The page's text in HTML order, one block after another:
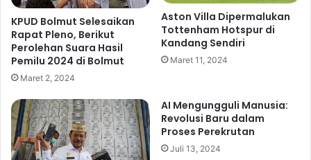
a
p
o
r
k
a
k
e
D
K
M
e
n
g
e
r
n
g
KPUD Bolmut Selesaikan
Rapat Pleno, Berikut
Perolehan Suara Hasil
Pemilu 2024 di Bolmut
Maret 2, 2024
Aston Villa Dipermalukan
Tottenham Hotspur di
Kandang Sendiri
Maret 11, 2024
AI Mengungguli Manusia:
Revolusi Baru dalam
Proses Perekrutan
Juli 13, 2024